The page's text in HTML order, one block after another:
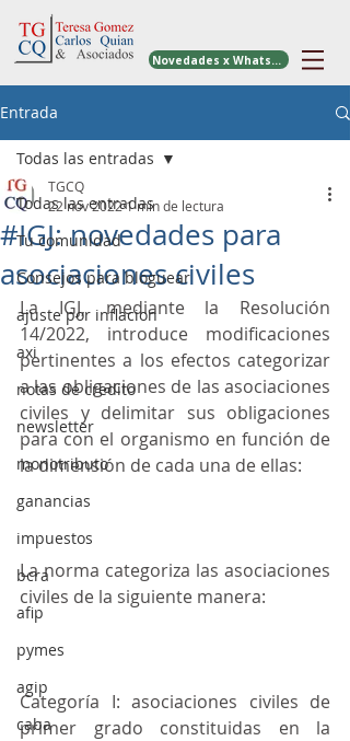
Novedades x WhatsApp
Entrada
Todas las entradas
Tu comunidad
Consejos para bloguear
ajuste por inflacion
axi
notas de credito
newsletter
monotributo
ganancias
impuestos
bcra
afip
pymes
agip
caba
Todas las entradas
#IGJ: novedades para
asociaciones civiles
TGCQ
22 nov 20221 min de lectura
La IGJ, mediante la Resolución
14/2022, introduce modificaciones
pertinentes a los efectos categorizar
a las obligaciones de las asociaciones
civiles y delimitar sus obligaciones
para con el organismo en función de
la dimensión de cada una de ellas:
La norma categoriza las asociaciones
civiles de la siguiente manera:
Categoría I: asociaciones civiles de
primer grado constituidas en la